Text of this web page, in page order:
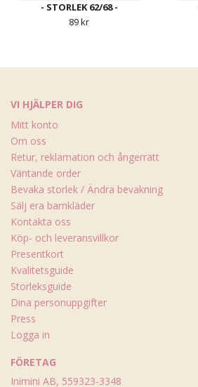
- STORLEK 62/68 -
89 kr
VI HJÄLPER DIG
Mitt konto
Om oss
Retur, reklamation och ångerrätt
Väntande order
Bevaka storlek / Ändra bevakning
Sälj era barnkläder
Kontakta oss
Köp- och leveransvillkor
Presentkort
Kvalitetsguide
Storleksguide
Dina personuppgifter
Press
Logga in
FÖRETAG
Inimini AB, 559323-3348